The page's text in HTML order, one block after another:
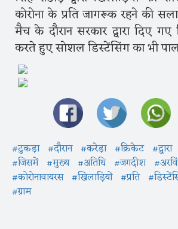
कोरोना के प्रति जागरूक रहने की
मैच के दौरान सरकार द्वारा दिए गए
करते हुए सोशल डिस्टेंसिंग का भी
#टुकड़ा #दौरान #करेड़ा #क्रिकेट #द्वारा
#जिसमें #मुख्य #अतिथि #जगदीश
#कोरोनावायरस #खिलाड़ियों #प्रति
#ग्राम